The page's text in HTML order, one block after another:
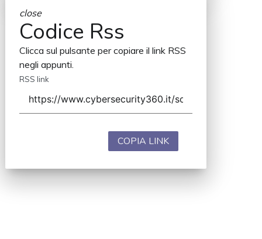
close
Codice Rss
Clicca sul pulsante per copiare il link RSS
negli appunti.
RSS link
COPIA LINK